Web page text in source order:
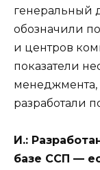
генеральный
обозначили
и центров
показатели
разработали
И.:
базе ССП —